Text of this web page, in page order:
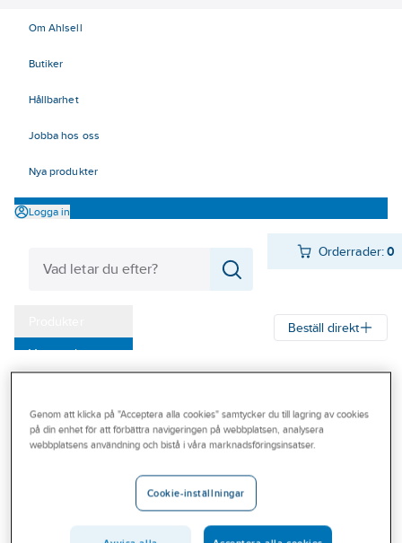
Om Ahlsell
Butiker
Hållbarhet
Jobba hos oss
Nya produkter
Logga in
Orderrader:0
Varumärken
Outlet
Branscher
Beställ direkt
Batteri i
storpack
BATTERI ALKALINE
POWER AA/E91 AA 16
Genom att klicka på "Acceptera alla cookies" samtycker du till lagring av cookies
på din enhet för att förbättra navigeringen på webbplatsen, analysera
webbplatsens användning och bistå i våra marknadsföringsinsatser.
Cookie-inställningar